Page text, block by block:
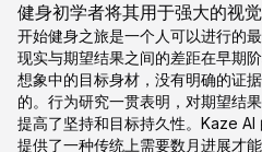
健身初学者将其用于强大的视
开始健身之旅是一个人可以进行的
现实与期望结果之间的差距在早期
想象中的目标身材，没有明确的证
的。行为研究一贯表明，对期望结
提高了坚持和目标持久性。Kaze
提供了一种传统上需要数月进展才